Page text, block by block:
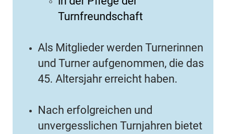
Turnfreundschaft
Als Mitglieder werden Turnerinnen
und Turner aufgenommen, die das
45. Altersjahr erreicht haben.
Nach erfolgreichen und
unvergesslichen Turnjahren bietet